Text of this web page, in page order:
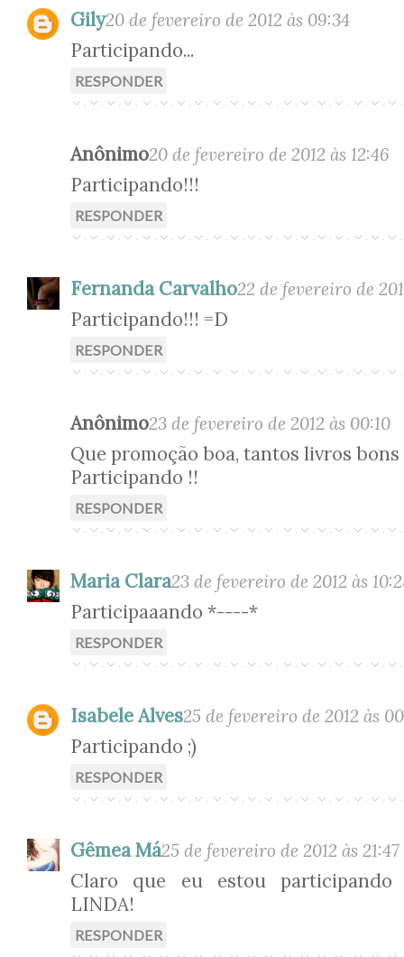
Gily20 de fevereiro de 2012 às 09:34
Participando...
RESPONDER
Anônimo20 de fevereiro de 2012 às 12:46
Participando!!!
RESPONDER
Fernanda Carvalho22 de fevereiro de
Participando!!! =D
RESPONDER
Anônimo23 de fevereiro de 2012 às 00:10
Que promoção boa, tantos livros bons
Participando !!
RESPONDER
Maria Clara23 de fevereiro de 2012 às
Participaaando *----*
RESPONDER
Isabele Alves25 de fevereiro de 2012 às
Participando ;)
RESPONDER
Gêmea Má25 de fevereiro de 2012 às 21:47
Claro que eu estou participando
LINDA!
RESPONDER